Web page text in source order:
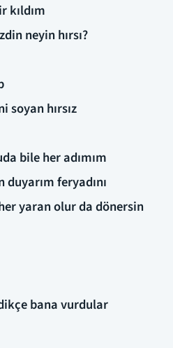
kıldım
neyin hırsı?
soyan hırsız
bile her adımım
feryadını
yaran olur da dönersin
bana vurdular